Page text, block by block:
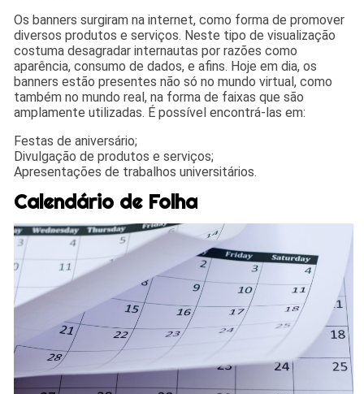
Os banners surgiram na internet, como forma de promover
diversos produtos e serviços. Neste tipo de visualização
costuma desagradar internautas por razões como
aparência, consumo de dados, e afins. Hoje em dia, os
banners estão presentes não só no mundo virtual, como
também no mundo real, na forma de faixas que são
amplamente utilizadas. É possível encontrá-las em:
Festas de aniversário;
Divulgação de produtos e serviços;
Apresentações de trabalhos universitários.
Calendário de Folha